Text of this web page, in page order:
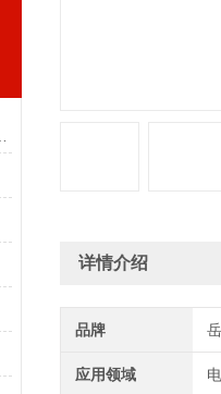
详情介绍
品牌
应用领域